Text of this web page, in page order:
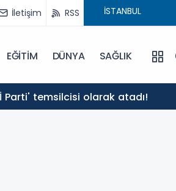
İletişim RSS
EĞİTİM DÜNYA SAĞLIK
Parti' temsilcisi olarak atadı!